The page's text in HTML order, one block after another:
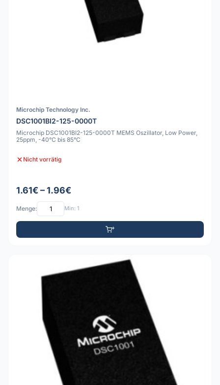
Microchip Technology Inc.
DSC1001BI2-125-0000T
Microchip DSC1001BI2-125-0000T MEMS Oszillator, Low Power,
25ppm, -40°C bis 85°C
Nicht vorrätig
1.61€ – 1.96€
Menge: Min: 1